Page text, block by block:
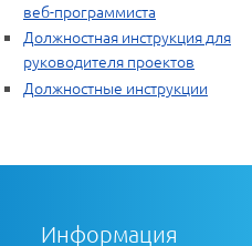
веб-программиста
Должностная инструкция для
руководителя проектов
Должностные инструкции
Информация